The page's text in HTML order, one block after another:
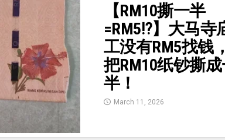
【RM10撕一半
=RM5⁉️】大马寺
工没有RM5找钱
把RM10纸钞撕
半！
March 11, 2026